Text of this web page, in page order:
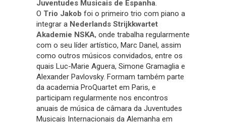
Juventudes Musicais de Espanha.
O Trio Jakob foi o primeiro trio com piano a
integrar a Nederlands Strijkkwartet
Akademie NSKA, onde trabalha regularmente
com o seu líder artístico, Marc Danel, assim
como outros músicos convidados, entre os
quais Luc-Marie Aguera, Simone Gramaglia e
Alexander Pavlovsky. Formam também parte
da academia ProQuartet em Paris, e
participam regularmente nos encontros
anuais de música de câmara da Juventudes
Musicais Internacionais da Alemanha em